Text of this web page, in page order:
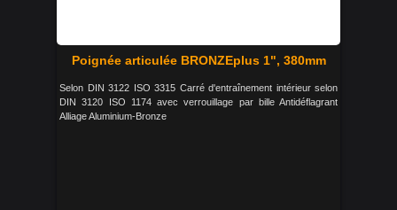
Poignée articulée BRONZEplus 1", 380mm
Selon DIN 3122 ISO 3315 Carré d'entraînement intérieur selon
DIN 3120 ISO 1174 avec verrouillage par bille Antidéflagrant
Alliage Aluminium-Bronze